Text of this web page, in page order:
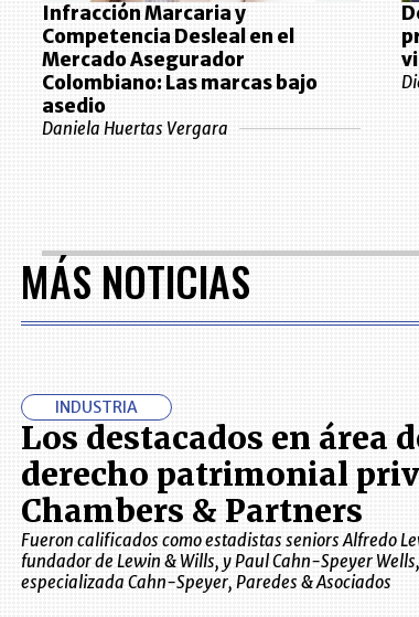
Infracción Marcaria y
Competencia Desleal en el
Mercado Asegurador
Colombiano: Las marcas bajo
asedio
Daniela Huertas Vergara
MÁS NOTICIAS
INDUSTRIA
Los destacados en área
derecho patrimonial
Chambers & Partners
Fueron calificados como estadistas seniors Alfredo
fundador de Lewin & Wills, y Paul Cahn-Speyer
especializada Cahn-Speyer, Paredes & Asociados